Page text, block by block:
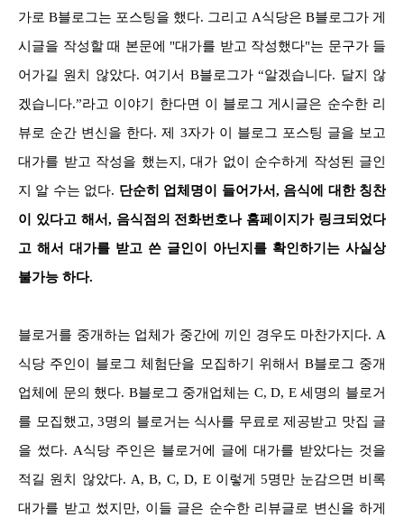
가로 B블로그는 포스팅을 했다. 그리고 A식당은 B블로그가 게
시글을 작성할 때 본문에 "대가를 받고 작성했다"는 문구가 들
어가길 원치 않았다. 여기서 B블로그가 “알겠습니다. 달지 않
겠습니다.”라고 이야기 한다면 이 블로그 게시글은 순수한 리
뷰로 순간 변신을 한다. 제 3자가 이 블로그 포스팅 글을 보고
대가를 받고 작성을 했는지, 대가 없이 순수하게 작성된 글인
지 알 수는 없다. 단순히 업체명이 들어가서, 음식에 대한 칭찬
이 있다고 해서, 음식점의 전화번호나 홈페이지가 링크되었다
고 해서 대가를 받고 쓴 글인이 아닌지를 확인하기는 사실상
불가능 하다.
블로거를 중개하는 업체가 중간에 끼인 경우도 마찬가지다. A
식당 주인이 블로그 체험단을 모집하기 위해서 B블로그 중개
업체에 문의 했다. B블로그 중개업체는 C, D, E 세명의 블로거
를 모집했고, 3명의 블로거는 식사를 무료로 제공받고 맛집 글
을 썼다. A식당 주인은 블로거에 글에 대가를 받았다는 것을
적길 원치 않았다. A, B, C, D, E 이렇게 5명만 눈감으면 비록
대가를 받고 썼지만, 이들 글은 순수한 리뷰글로 변신을 하게